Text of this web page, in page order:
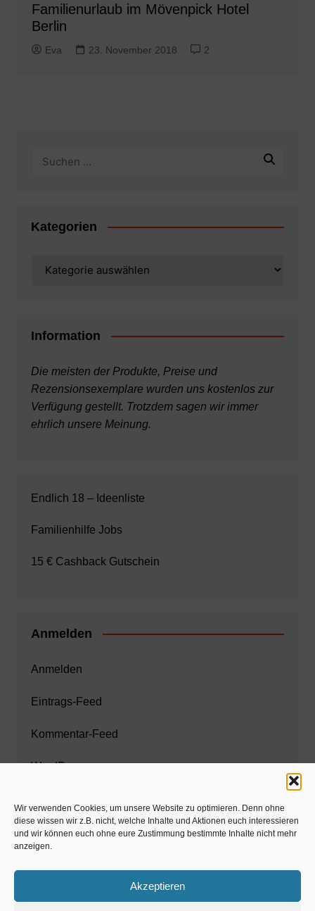
Wir verwenden Cookies, um unsere Website zu optimieren. Denn ohne
diese wissen wir z.B. nicht, welche Inhalte und Aktionen euch interessieren
und wir können euch ohne eure Zustimmung bestimmte Inhalte nicht mehr
anzeigen.
Akzeptieren
Familienurlaub im Mövenpick Hotel
Berlin
Eva 23. November 2018 2
Kategorien
Information
Die meisten der Produkte, Preise und
Rezensionsexemplare wurden uns kostenlos zur
Verfügung gestellt. Trotzdem sagen wir immer
ehrlich unsere Meinung.
Endlich 18 – Ideenliste
Familienhilfe Jobs
15 € Cashback Gutschein
Anmelden
Anmelden
Eintrags-Feed
Kommentar-Feed
WordPress.org
Zahnarzt München
www.estaregistrierung.org – ESTA